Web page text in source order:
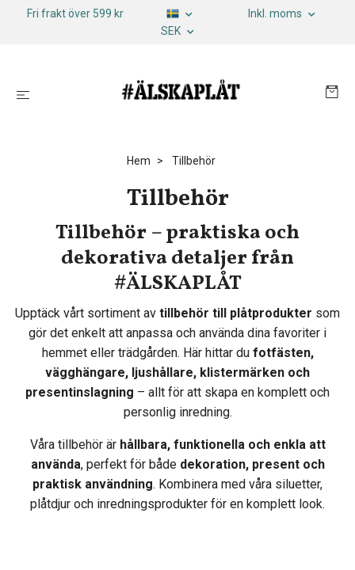
Fri frakt över 599 kr
Inkl. moms
SEK
Hem Tillbehör
Tillbehör
Tillbehör – praktiska och
dekorativa detaljer från
#ÄLSKAPLÅT
Upptäck vårt sortiment av tillbehör till plåtprodukter som
gör det enkelt att anpassa och använda dina favoriter i
hemmet eller trädgården. Här hittar du fotfästen,
vägghängare, ljushållare, klistermärken och
presentinslagning – allt för att skapa en komplett och
personlig inredning.
Våra tillbehör är hållbara, funktionella och enkla att
använda, perfekt för både dekoration, present och
praktisk användning. Kombinera med våra siluetter,
plåtdjur och inredningsprodukter för en komplett look.